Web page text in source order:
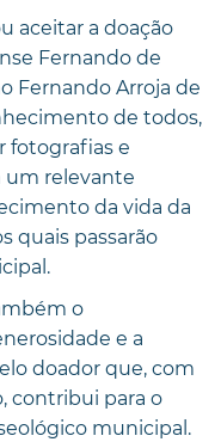
aceitar a doação
Fernando de
Fernando Arroja de
de todos,
fotografias e
relevante
da vida da
quais passarão
o
e a
doador que, com
contribui para o
municipal.